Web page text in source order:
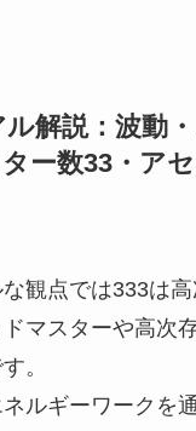
解説：波動
ー数33・ア
観点では333は高
マスターや高次
。
ルギーワークを